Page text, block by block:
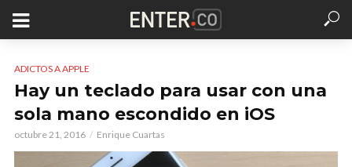
ADICTOS A APPLE
Hay un teclado para usar con una
sola mano escondido en iOS
octubre 21, 2016 Enrique Cuartas